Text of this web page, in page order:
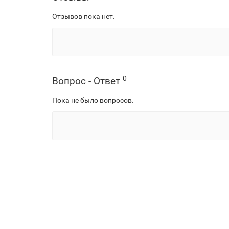
Отзывов пока нет.
Вопрос - Ответ 0
Пока не было вопросов.